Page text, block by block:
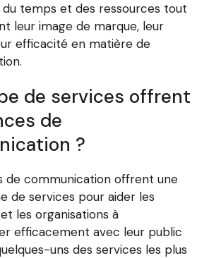
temps et des ressources tout
leur image de marque, leur
efficacité en matière de
de services offrent
de
?
de communication offrent une
de services pour aider les
les organisations à
efficacement avec leur public
uns des services les plus